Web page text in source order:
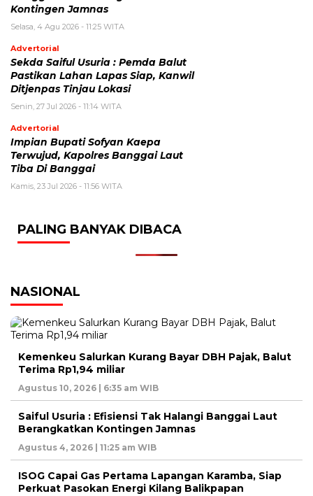
Kontingen Jamnas
Selasa, 4 Agu 2026 - 11:25 WITA
Advertorial
Sekda Saiful Usuria : Pemda Balut
Pastikan Lahan Lapas Siap, Kanwil
Ditjenpas Tinjau Lokasi
Senin, 27 Jul 2026 - 11:14 WITA
Advertorial
Impian Bupati Sofyan Kaepa
Terwujud, Kapolres Banggai Laut
Tiba Di Banggai
Kamis, 23 Jul 2026 - 11:56 WITA
PALING BANYAK DIBACA
NASIONAL
Kemenkeu Salurkan Kurang Bayar DBH Pajak, Balut
Terima Rp1,94 miliar
Agustus 10, 2026 | 6:35 am WIB
Saiful Usuria : Efisiensi Tak Halangi Banggai Laut
Berangkatkan Kontingen Jamnas
Agustus 4, 2026 | 11:25 am WIB
ISOG Capai Gas Pertama Lapangan Karamba, Siap
Perkuat Pasokan Energi Kilang Balikpapan